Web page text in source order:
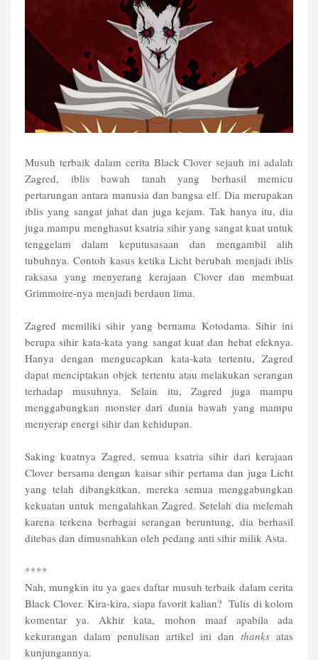
Musuh terbaik dalam cerita Black Clover sejauh ini adalah
Zagred, iblis bawah tanah yang berhasil memicu
pertarungan antara manusia dan bangsa elf. Dia merupakan
iblis yang sangat jahat dan juga kejam. Tak hanya itu, dia
juga mampu menghasut ksatria sihir yang sangat kuat untuk
tenggelam dalam keputusasaan dan mengambil alih
tubuhnya. Contoh kasus ketika Licht berubah menjadi iblis
raksasa yang menyerang kerajaan Clover dan membuat
Grimmoire-nya menjadi berdaun lima.
Zagred memiliki sihir yang bernama Kotodama. Sihir ini
berupa sihir kata-kata yang sangat kuat dan hebat efeknya.
Hanya dengan mengucapkan kata-kata tertentu, Zagred
dapat menciptakan objek tertentu atau melakukan serangan
terhadap musuhnya. Selain itu, Zagred juga mampu
menggabungkan monster dari dunia bawah yang mampu
menyerap energi sihir dan kehidupan.
Saking kuatnya Zagred, semua ksatria sihir dari kerajaan
Clover bersama dengan kaisar sihir pertama dan juga Licht
yang telah dibangkitkan, mereka semua menggabungkan
kekuatan untuk mengalahkan Zagred. Setelah dia melemah
karena terkena berbagai serangan beruntung, dia berhasil
ditebas dan dimusnahkan oleh pedang anti sihir milik Asta.
****
Nah, mungkin itu ya gaes daftar musuh terbaik dalam cerita
Black Clover. Kira-kira, siapa favorit kalian? Tulis di kolom
komentar ya. Akhir kata, mohon maaf apabila ada
kekurangan dalam penulisan artikel ini dan thanks atas
kunjungannya.